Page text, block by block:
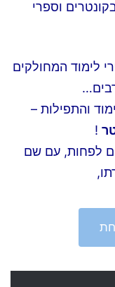
וספרי
לימוד המחולקים
והתפילות –
!
מעל 1,000 העתקים לפחות, עם שם